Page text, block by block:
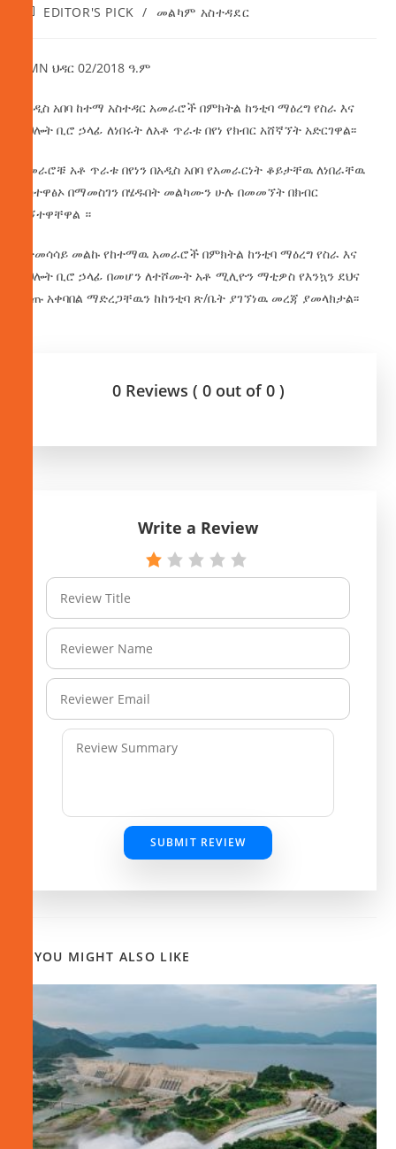
EDITOR'S PICK / መልካም አስተዳደር
AMN ህዳር 02/2018 ዓ.ም
የአዲስ አበባ ከተማ አስተዳር አመራሮች በምክትል ከንቲባ ማዕረግ የስራ እና
ክህሎት ቢሮ ኃላፊ ለነበሩት ለአቶ ጥራቱ በየነ የክብር አሸኛኘት አድርገዋል፡፡
አመራሮቹ አቶ ጥራቱ በየነን በአዲስ አበባ የአመራርነት ቆይታቸዉ ለነበራቸዉ
አስተዋፅኦ በማመስገን በሄዱበት መልካሙን ሁሉ በመመኘት በክብር
ሸኝተዋቸዋል ።
በተመሳሳይ መልኩ የከተማዉ አመራሮች በምክትል ከንቲባ ማዕረግ የስራ እና
ክህሎት ቢሮ ኃላፊ በመሆን ለተሾሙት አቶ ሚሊዮን ማቲዎስ የእንኳን ደህና
መጡ አቀባበል ማድረጋቸዉን ከከንቲባ ጽ/ቤት ያገኘነዉ መረጃ ያመላክታል፡፡
0 Reviews ( 0 out of 0 )
Write a Review
SUBMIT REVIEW
YOU MIGHT ALSO LIKE